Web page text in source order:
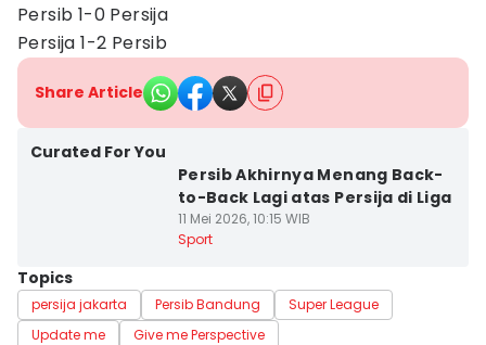
Persib 1-0 Persija
Persija 1-2 Persib
Share Article
Curated For You
Persib Akhirnya Menang Back-
to-Back Lagi atas Persija di Liga
11 Mei 2026, 10:15 WIB
Sport
Topics
persija jakarta Persib Bandung
Super League
Update me
Give me Perspective